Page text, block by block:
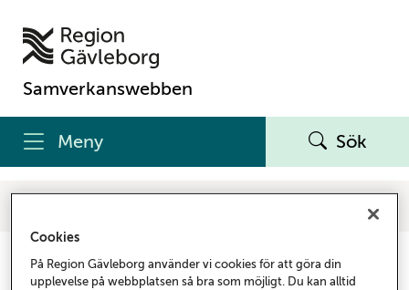
Samverkanswebben
Meny Sök
Samverkanswebben Vårdgivare Kunskapsstöd och rutiner
Cancer
Gynekologi
Gynekologi
Cookies
På Region Gävleborg använder vi cookies för att göra din
upplevelse på webbplatsen så bra som möjligt. Du kan alltid